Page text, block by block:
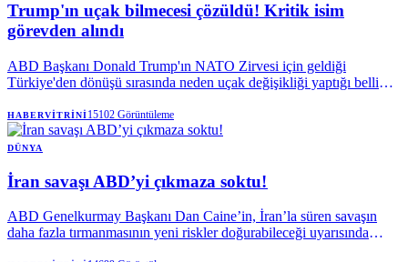
Trump'ın uçak bilmecesi çözüldü! Kritik isim
görevden alındı
ABD Başkanı Donald Trump'ın NATO Zirvesi için geldiği
Türkiye'den dönüşü sırasında neden uçak değişikliği yaptığı belli
konusu uçağın özellikleri ve yetenekleriyle ilgili gizli bilgileri bir
medya kuruluşuna izinsiz şekilde aktardığını iddia ederken, Kendall
söz konusu iddiaları reddetti.
HABERVITRINI15102 Görüntüleme
DÜNYA
İran savaşı ABD’yi çıkmaza soktu!
ABD Genelkurmay Başkanı Dan Caine’in, İran’la süren savaşın
daha fazla tırmanmasının yeni riskler doğurabileceği uyarısında